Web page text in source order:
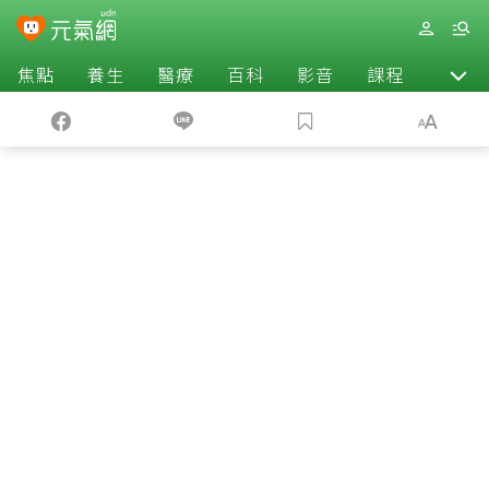
焦點 養生 醫療 百科 影音 課程 退休